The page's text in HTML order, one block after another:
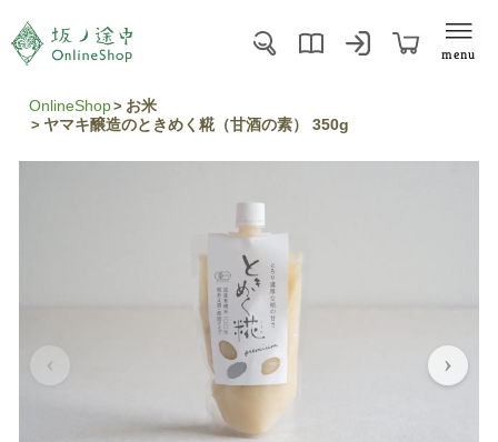
menu
OnlineShop
お米
ヤマキ醸造のときめく糀（甘酒の素） 350g